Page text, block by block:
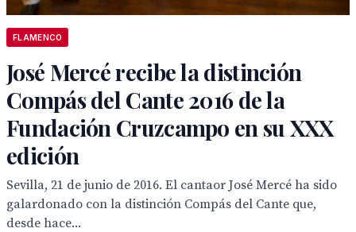
FLAMENCO
José Mercé recibe la distinción
Compás del Cante 2016 de la
Fundación Cruzcampo en su XXX
edición
Sevilla, 21 de junio de 2016. El cantaor José Mercé ha sido
galardonado con la distinción Compás del Cante que,
desde hace...